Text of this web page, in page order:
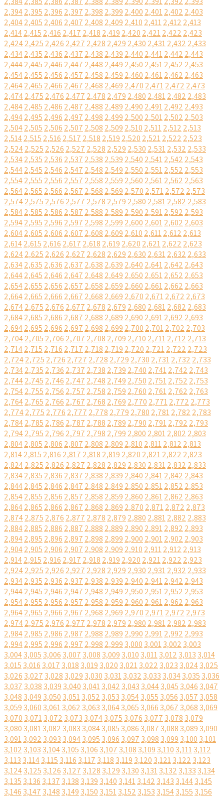
2,3942,395 2,396 2,397 2,398 2,399 2,400 2,4012,402 2,403
2,4042,405 2,406 2,407 2,408 2,409 2,410 2,4112,412 2,413
2,4142,415 2,416 2,417 2,418 2,419 2,420 2,4212,422 2,423
2,4242,425 2,426 2,427 2,428 2,429 2,430 2,4312,432 2,433
2,4342,435 2,436 2,437 2,438 2,439 2,440 2,4412,442 2,443
2,4442,445 2,446 2,447 2,448 2,449 2,450 2,4512,452 2,453
2,4542,455 2,456 2,457 2,458 2,459 2,460 2,4612,462 2,463
2,4642,465 2,466 2,467 2,468 2,469 2,470 2,4712,472 2,473
2,4742,475 2,476 2,477 2,478 2,479 2,480 2,4812,482 2,483
2,4842,485 2,486 2,487 2,488 2,489 2,490 2,4912,492 2,493
2,4942,495 2,496 2,497 2,498 2,499 2,500 2,5012,502 2,503
2,5042,505 2,506 2,507 2,508 2,509 2,510 2,5112,512 2,513
2,5142,515 2,516 2,517 2,518 2,519 2,520 2,5212,522 2,523
2,5242,525 2,526 2,527 2,528 2,529 2,530 2,5312,532 2,533
2,5342,535 2,536 2,537 2,538 2,539 2,540 2,5412,542 2,543
2,5442,545 2,546 2,547 2,548 2,549 2,550 2,5512,552 2,553
2,5542,555 2,556 2,557 2,558 2,559 2,560 2,5612,562 2,563
2,5642,565 2,566 2,567 2,568 2,569 2,570 2,5712,572 2,573
2,5742,575 2,576 2,577 2,578 2,579 2,580 2,5812,582 2,583
2,5842,585 2,586 2,587 2,588 2,589 2,590 2,5912,592 2,593
2,5942,595 2,596 2,597 2,598 2,599 2,600 2,6012,602 2,603
2,6042,605 2,606 2,607 2,608 2,609 2,610 2,6112,612 2,613
2,6142,615 2,616 2,617 2,618 2,619 2,620 2,6212,622 2,623
2,6242,625 2,626 2,627 2,628 2,629 2,630 2,6312,632 2,633
2,6342,635 2,636 2,637 2,638 2,639 2,640 2,6412,642 2,643
2,6442,645 2,646 2,647 2,648 2,649 2,650 2,6512,652 2,653
2,6542,655 2,656 2,657 2,658 2,659 2,660 2,6612,662 2,663
2,6642,665 2,666 2,667 2,668 2,669 2,670 2,6712,672 2,673
2,6742,675 2,676 2,677 2,678 2,679 2,680 2,6812,682 2,683
2,6842,685 2,686 2,687 2,688 2,689 2,690 2,6912,692 2,693
2,6942,695 2,696 2,697 2,698 2,699 2,700 2,7012,702 2,703
2,7042,705 2,706 2,707 2,708 2,709 2,710 2,7112,712 2,713
2,7142,715 2,716 2,717 2,718 2,719 2,720 2,7212,722 2,723
2,7242,725 2,726 2,727 2,728 2,729 2,730 2,7312,732 2,733
2,7342,735 2,736 2,737 2,738 2,739 2,740 2,7412,742 2,743
2,7442,745 2,746 2,747 2,748 2,749 2,750 2,7512,752 2,753
2,7542,755 2,756 2,757 2,758 2,759 2,760 2,7612,762 2,763
2,7642,765 2,766 2,767 2,768 2,769 2,770 2,7712,772 2,773
2,7742,775 2,776 2,777 2,778 2,779 2,780 2,7812,782 2,783
2,7842,785 2,786 2,787 2,788 2,789 2,790 2,7912,792 2,793
2,7942,795 2,796 2,797 2,798 2,799 2,800 2,8012,802 2,803
2,8042,805 2,806 2,807 2,808 2,809 2,810 2,8112,812 2,813
2,8142,815 2,816 2,817 2,818 2,819 2,820 2,8212,822 2,823
2,8242,825 2,826 2,827 2,828 2,829 2,830 2,8312,832 2,833
2,8342,835 2,836 2,837 2,838 2,839 2,840 2,8412,842 2,843
2,8442,845 2,846 2,847 2,848 2,849 2,850 2,8512,852 2,853
2,8542,855 2,856 2,857 2,858 2,859 2,860 2,8612,862 2,863
2,8642,865 2,866 2,867 2,868 2,869 2,870 2,8712,872 2,873
2,8742,875 2,876 2,877 2,878 2,879 2,880 2,8812,882 2,883
2,8842,885 2,886 2,887 2,888 2,889 2,890 2,8912,892 2,893
2,8942,895 2,896 2,897 2,898 2,899 2,900 2,9012,902 2,903
2,9042,905 2,906 2,907 2,908 2,909 2,910 2,9112,912 2,913
2,9142,915 2,916 2,917 2,918 2,919 2,920 2,9212,922 2,923
2,9242,925 2,926 2,927 2,928 2,929 2,930 2,9312,932 2,933
2,9342,935 2,936 2,937 2,938 2,939 2,940 2,9412,942 2,943
2,9442,945 2,946 2,947 2,948 2,949 2,950 2,9512,952 2,953
2,9542,955 2,956 2,957 2,958 2,959 2,960 2,9612,962 2,963
2,9642,965 2,966 2,967 2,968 2,969 2,970 2,9712,972 2,973
2,9742,975 2,976 2,977 2,978 2,979 2,980 2,9812,982 2,983
2,9842,985 2,986 2,987 2,988 2,989 2,990 2,9912,992 2,993
2,9942,995 2,996 2,997 2,998 2,999 3,000 3,0013,002 3,003
3,0043,005 3,006 3,007 3,008 3,009 3,010 3,0113,012 3,013 3,014
3,015 3,016 3,017 3,018 3,019 3,020 3,0213,022 3,023 3,0243,025
3,026 3,027 3,028 3,029 3,030 3,0313,032 3,033 3,0343,035 3,036
3,037 3,038 3,039 3,040 3,0413,042 3,043 3,0443,045 3,046 3,047
3,048 3,049 3,050 3,0513,052 3,053 3,0543,055 3,056 3,057 3,058
3,059 3,060 3,0613,062 3,063 3,0643,065 3,066 3,067 3,068 3,069
3,070 3,0713,072 3,073 3,0743,075 3,076 3,077 3,078 3,079
3,080 3,0813,082 3,083 3,0843,085 3,086 3,087 3,088 3,089 3,090
3,0913,092 3,093 3,0943,095 3,096 3,097 3,098 3,099 3,100 3,101
3,102 3,103 3,1043,105 3,106 3,107 3,108 3,109 3,110 3,1113,112
3,113 3,1143,115 3,116 3,117 3,118 3,119 3,120 3,1213,122 3,123
3,1243,125 3,126 3,127 3,128 3,129 3,130 3,1313,132 3,133 3,134
3,135 3,136 3,137 3,138 3,139 3,140 3,1413,142 3,143 3,1443,145
3,146 3,147 3,148 3,149 3,150 3,1513,152 3,153 3,1543,155 3,156